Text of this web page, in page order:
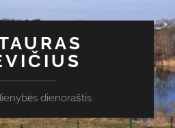
dienoraštis